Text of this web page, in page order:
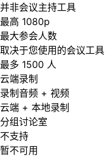
并非会议主持工具
最高 1080p
最大参会人数
取决于您使用的会议工具
最多 1500 人
云端录制
录制音频 + 视频
云端 + 本地录制
分组讨论室
不支持
暂不可用